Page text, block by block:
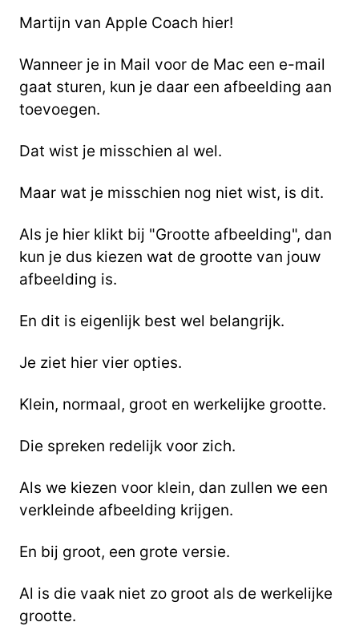
Martijn van Apple Coach hier!
Wanneer je in Mail voor de Mac een e-mail
gaat sturen, kun je daar een afbeelding aan
toevoegen.
Dat wist je misschien al wel.
Maar wat je misschien nog niet wist, is dit.
Als je hier klikt bij "Grootte afbeelding", dan
kun je dus kiezen wat de grootte van jouw
afbeelding is.
En dit is eigenlijk best wel belangrijk.
Je ziet hier vier opties.
Klein, normaal, groot en werkelijke grootte.
Die spreken redelijk voor zich.
Als we kiezen voor klein, dan zullen we een
verkleinde afbeelding krijgen.
En bij groot, een grote versie.
Al is die vaak niet zo groot als de werkelijke
grootte.